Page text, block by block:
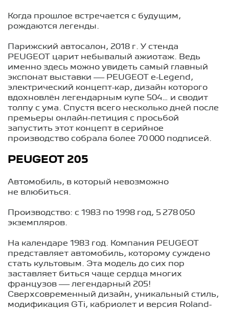
Когда прошлое встречается с будущим,
рождаются легенды.
Парижский автосалон, 2018 г. У стенда
PEUGEOT царит небывалый ажиотаж. Ведь
именно здесь можно увидеть самый главный
экспонат выставки — PEUGEOT e-Legend,
электрический концепт-кар, дизайн которого
вдохновлён легендарным купе 504… и сводит
толпу с ума. Спустя всего несколько дней после
премьеры онлайн-петиция с просьбой
запустить этот концепт в серийное
производство собрала более 70 000 подписей.
PEUGEOT 205
Автомобиль, в который невозможно
не влюбиться.
Производство: с 1983 по 1998 год, 5 278 050
экземпляров.
На календаре 1983 год. Компания PEUGEOT
представляет автомобиль, которому суждено
стать культовым. Эта модель до сих пор
заставляет биться чаще сердца многих
французов — легендарный 205!
Сверхсовременный дизайн, уникальный стиль,
модификация GTi, кабриолет и версия Roland-